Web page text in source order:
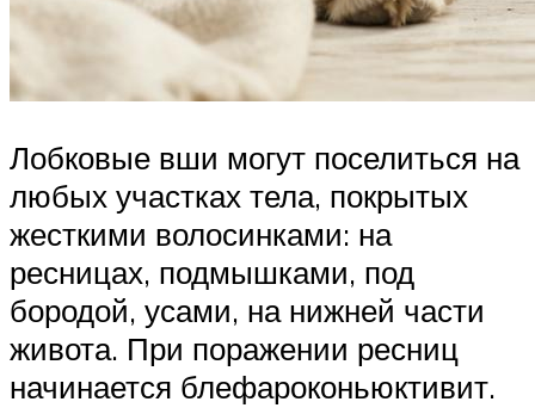
Лобковые вши могут поселиться на
любых участках тела, покрытых
жесткими волосинками: на
ресницах, подмышками, под
бородой, усами, на нижней части
живота. При поражении ресниц
начинается блефароконьюктивит.